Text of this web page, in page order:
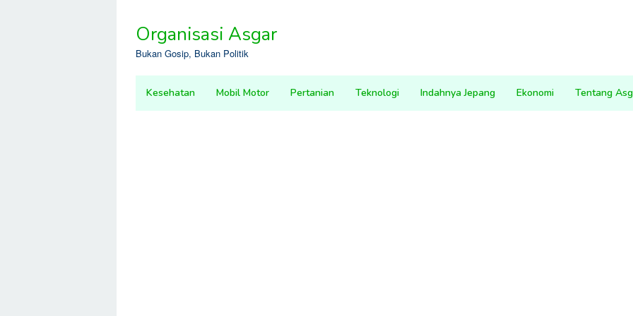
contentOrganisasi Asgar
Bukan Gosip, Bukan Politik
Kesehatan Mobil Motor Pertanian Teknologi Indahnya Jepang Ekonomi Tentang